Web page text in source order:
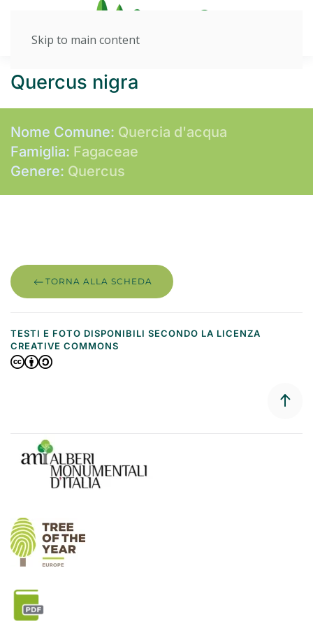
Skip to main content
Quercus nigra
Nome Comune: Quercia d'acqua
Famiglia: Fagaceae
Genere: Quercus
TORNA ALLA SCHEDA
TESTI E FOTO DISPONIBILI SECONDO LA LICENZA
CREATIVE COMMONS